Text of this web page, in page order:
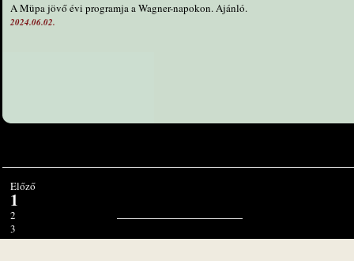
A Müpa jövő évi programja a Wagner-napokon. Ajánló.
2024.06.02.
Előző
1
2
3
4